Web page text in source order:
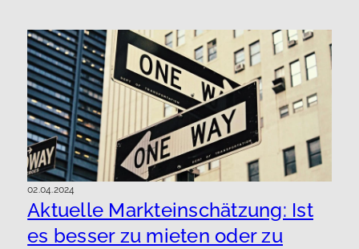
02.04.2024
Aktuelle Markteinschätzung: Ist
es besser zu mieten oder zu